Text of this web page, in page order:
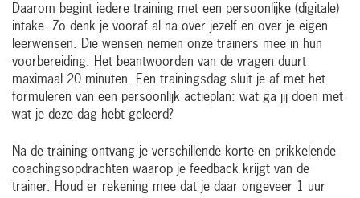
Daarom begint iedere training met een persoonlijke (digitale)
intake. Zo denk je vooraf al na over jezelf en over je eigen
leerwensen. Die wensen nemen onze trainers mee in hun
voorbereiding. Het beantwoorden van de vragen duurt
maximaal 20 minuten. Een trainingsdag sluit je af met het
formuleren van een persoonlijk actieplan: wat ga jij doen met
wat je deze dag hebt geleerd?
Na de training ontvang je verschillende korte en prikkelende
coachingsopdrachten waarop je feedback krijgt van de
trainer. Houd er rekening mee dat je daar ongeveer 1 uur